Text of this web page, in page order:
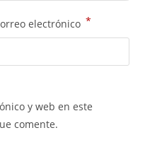
electrónico *
y web en este
comente.